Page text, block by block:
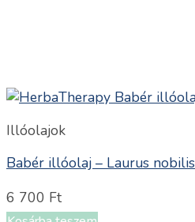
Illóolajok
Babér illóolaj – Laurus nobilis
6 700 Ft